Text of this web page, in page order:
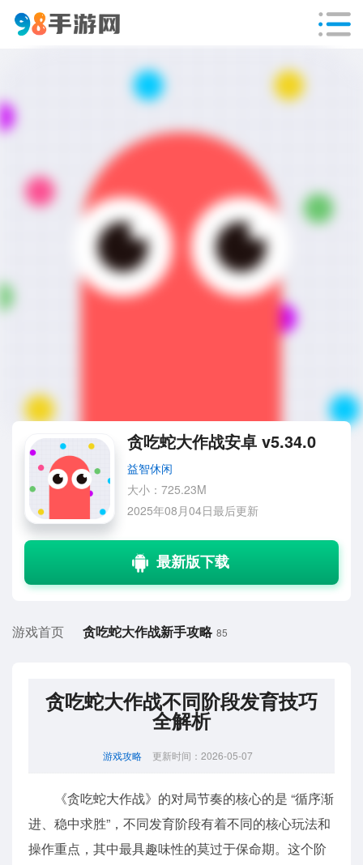
贪吃蛇大作战安卓 v5.34.0
益智休闲
大小：725.23M
2025年08月04日最后更新
游戏首页 贪吃蛇大作战新手攻略 85
贪吃蛇大作战不同阶段发育技巧
全解析
游戏攻略 更新时间：2026-05-07
《贪吃蛇大作战》的对局节奏的核心的是 “循序渐
进、稳中求胜”，不同发育阶段有着不同的核心玩法和
操作重点，其中最具趣味性的莫过于保命期。这个阶